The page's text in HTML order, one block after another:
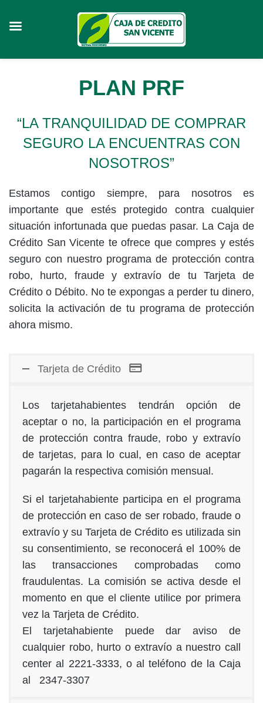
PLAN PRF
“LA TRANQUILIDAD DE COMPRAR
SEGURO LA ENCUENTRAS CON
NOSOTROS”
Estamos contigo siempre, para nosotros es
importante que estés protegido contra cualquier
situación infortunada que puedas pasar. La Caja de
Crédito San Vicente te ofrece que compres y estés
seguro con nuestro programa de protección contra
robo, hurto, fraude y extravío de tu Tarjeta de
Crédito o Débito. No te expongas a perder tu dinero,
solicita la activación de tu programa de protección
ahora mismo.
Tarjeta de Crédito
Los tarjetahabientes tendrán opción de
aceptar o no, la participación en el programa
de protección contra fraude, robo y extravío
de tarjetas, para lo cual, en caso de aceptar
pagarán la respectiva comisión mensual.
Si el tarjetahabiente participa en el programa
de protección en caso de ser robado, fraude o
extravío y su Tarjeta de Crédito es utilizada sin
su consentimiento, se reconocerá el 100% de
las transacciones comprobadas como
fraudulentas. La comisión se activa desde el
momento en que el cliente utilice por primera
vez la Tarjeta de Crédito.
El tarjetahabiente puede dar aviso de
cualquier robo, hurto o extravío a nuestro call
center al 2221-3333, o al teléfono de la Caja
al 2347-3307